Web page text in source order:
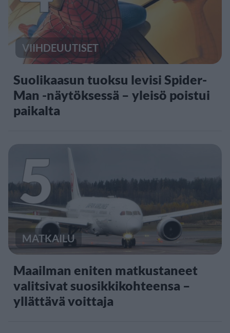
VIIHDEUUTISET
Suolikaasun tuoksu levisi Spider-
Man -näytöksessä – yleisö poistui
paikalta
5
MATKAILU
Maailman eniten matkustaneet
valitsivat suosikkikohteensa –
yllättävä voittaja